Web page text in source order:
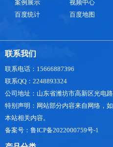
应狭小空间安装条件，为防汛调
案例展示
视频中心
百度统计
百度地图
联系我们
联系电话：15666887396
联系QQ：2248893324
公司地址：山东省潍坊市高新区光电
特别声明：网站部分内容来自网络，
本站相关内容。
备案号：鲁ICP备2022000759号-1